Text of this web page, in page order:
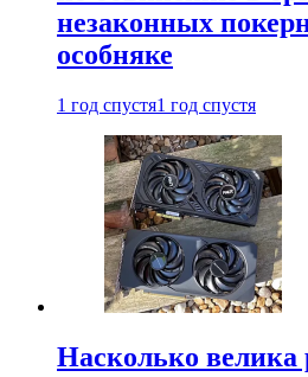
незаконных
особняке
1 год спустя1 год спустя
Насколько велика